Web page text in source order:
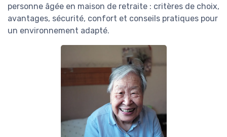
personne âgée en maison de retraite : critères de choix,
avantages, sécurité, confort et conseils pratiques pour
un environnement adapté.